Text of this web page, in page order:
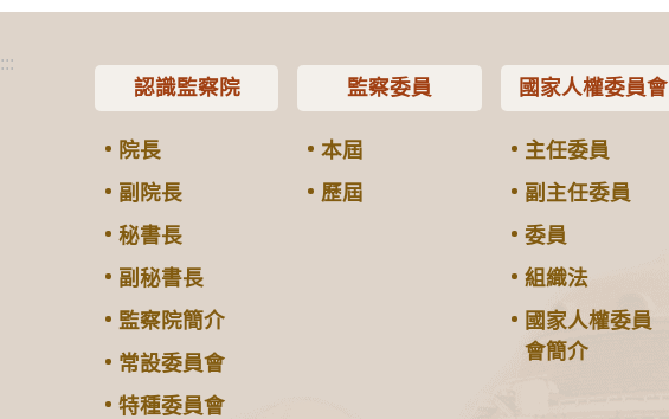
:::
認識監察院
院長
副院長
秘書長
副秘書長
監察院簡介
常設委員會
特種委員會
監察委員
本屆
歷屆
國家人權委員會
主任委員
副主任委員
委員
組織法
國家人權委員
會簡介